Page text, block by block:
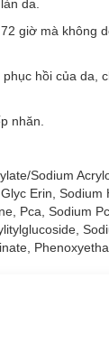
oxy hóa cho
mà không
da.
giờ mà không
hồi của da,
nhăn.
Sodium
Erin, Sodium
Pca, Sodium